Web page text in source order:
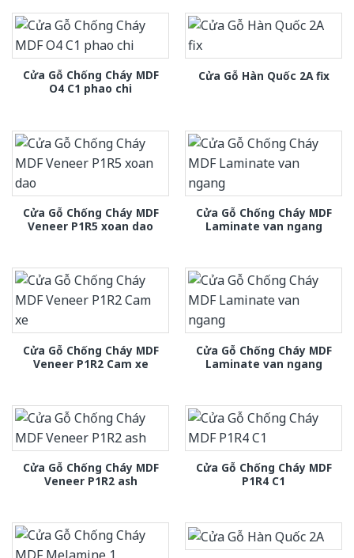
Cửa Gỗ Chống Cháy MDF
O4 C1 phao chi
Cửa Gỗ Hàn Quốc 2A fix
Cửa Gỗ Chống Cháy MDF
Veneer P1R5 xoan dao
Cửa Gỗ Chống Cháy MDF
Laminate van ngang
Cửa Gỗ Chống Cháy MDF
Veneer P1R2 Cam xe
Cửa Gỗ Chống Cháy MDF
Laminate van ngang
Cửa Gỗ Chống Cháy MDF
Veneer P1R2 ash
Cửa Gỗ Chống Cháy MDF
P1R4 C1